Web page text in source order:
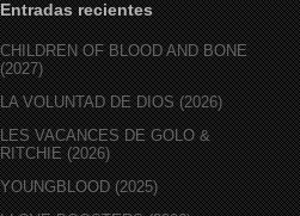
Entradas recientes
CHILDREN OF BLOOD AND BONE
(2027)
LA VOLUNTAD DE DIOS (2026)
LES VACANCES DE GOLO &
RITCHIE (2026)
YOUNGBLOOD (2025)